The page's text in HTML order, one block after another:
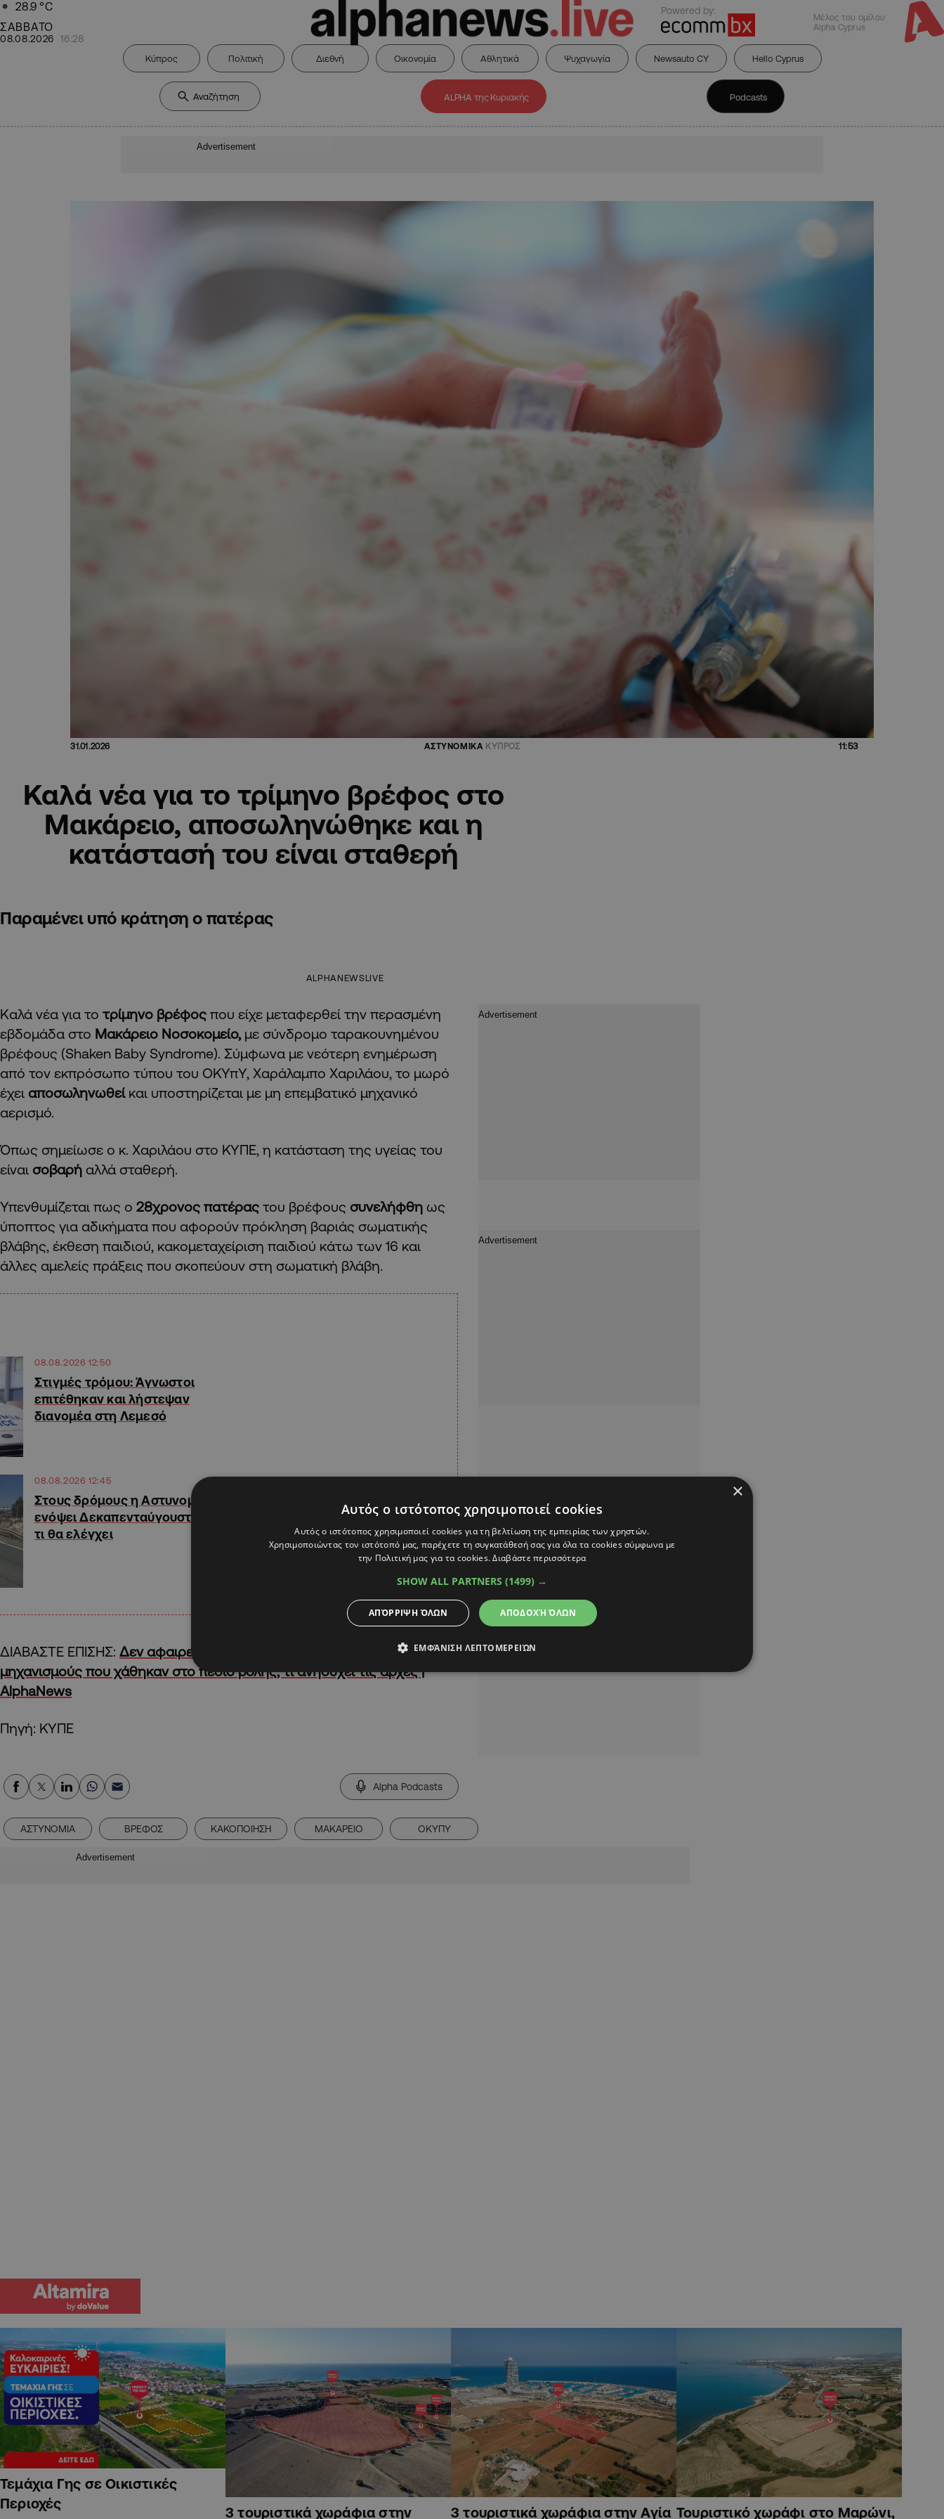
28.9 °C
ΣΑΒΒΑΤΟ
08.08.2026 16:28
Powered by:
Μέλος του ομίλου
Alpha Cyprus
Κύπρος Πολιτική Διεθνή Οικονομία Αθλητικά Ψυχαγωγία Newsauto CY Hello Cyprus
ALPHA της Κυριακής Podcasts
Advertisement
31.01.2026 ΑΣΤΥΝΟΜΙΚΑ ΚΥΠΡΟΣ 11:53
Καλά νέα για το τρίμηνο βρέφος στο
Μακάρειο, αποσωληνώθηκε και η
κατάστασή του είναι σταθερή
Παραμένει υπό κράτηση ο πατέρας
ALPHANEWSLIVE
Καλά νέα για το τρίμηνο βρέφος που είχε μεταφερθεί την περασμένη
εβδομάδα στο Μακάρειο Νοσοκομείο, με σύνδρομο ταρακουνημένου
βρέφους (Shaken Baby Syndrome). Σύμφωνα με νεότερη ενημέρωση
από τον εκπρόσωπο τύπου του ΟΚΥπΥ, Χαράλαμπο Χαριλάου, το μωρό
έχει αποσωληνωθεί και υποστηρίζεται με μη επεμβατικό μηχανικό
αερισμό.
Όπως σημείωσε ο κ. Χαριλάου στο ΚΥΠΕ, η κατάσταση της υγείας του
είναι σοβαρή αλλά σταθερή.
Υπενθυμίζεται πως ο 28χρονος πατέρας του βρέφους συνελήφθη ως
ύποπτος για αδικήματα που αφορούν πρόκληση βαριάς σωματικής
βλάβης, έκθεση παιδιού, κακομεταχείριση παιδιού κάτω των 16 και
άλλες αμελείς πράξεις που σκοπεύουν στη σωματική βλάβη.
08.08.2026 12:50
Στιγμές τρόμου: Άγνωστοι
επιτέθηκαν και λήστεψαν
διανομέα στη Λεμεσό
08.08.2026 12:45
Στους δρόμους η Αστυνομία
ενόψει Δεκαπενταύγουστου,
τι θα ελέγχει
ΔΙΑΒΑΣΤΕ ΕΠΙΣΗΣ: Δεν αφαιρείται το TNT μέσα από τους εκρηκτικούς
μηχανισμούς που χάθηκαν στο πεδίο βολής, τι ανησυχεί τις αρχές |
AlphaNews
Πηγή: ΚΥΠΕ
Alpha Podcasts
ΑΣΤΥΝΟΜΙΑ ΒΡΕΦΟΣ ΚΑΚΟΠΟΙΗΣΗ ΜΑΚΑΡΕΙΟ ΟΚΥΠΥ
Advertisement
Τεμάχια Γης σε Οικιστικές
Περιοχές
3 τουριστικά χωράφια στην 3 τουριστικά χωράφια στην Αγία Τουριστικό χωράφι στο Μαρώνι,
×
Αυτός ο ιστότοπος χρησιμοποιεί cookies
Αυτός ο ιστότοπος χρησιμοποιεί cookies για τη βελτίωση της εμπειρίας των χρηστών.
Χρησιμοποιώντας τον ιστότοπό μας, παρέχετε τη συγκατάθεσή σας για όλα τα cookies σύμφωνα με
την Πολιτική μας για τα cookies.Διαβάστε περισσότερα
SHOW ALL PARTNERS (1499) →
ΑΠΟΔΟΧΉ ΌΛΩΝ
ΑΠΌΡΡΙΨΗ ΌΛΩΝ
ΕΜΦΆΝΙΣΗ ΛΕΠΤΟΜΕΡΕΙΏΝ